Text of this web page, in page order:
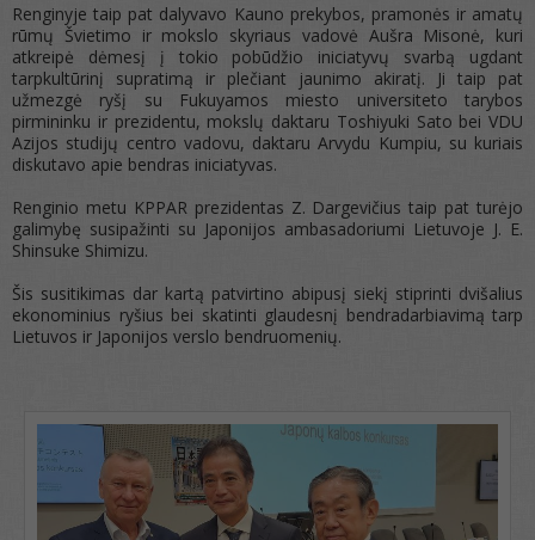
Renginyje taip pat dalyvavo Kauno prekybos, pramonės ir amatų
rūmų Švietimo ir mokslo skyriaus vadovė Aušra Misonė, kuri
atkreipė dėmesį į tokio pobūdžio iniciatyvų svarbą ugdant
tarpkultūrinį supratimą ir plečiant jaunimo akiratį. Ji taip pat
užmezgė ryšį su Fukuyamos miesto universiteto tarybos
pirmininku ir prezidentu, mokslų daktaru Toshiyuki Sato bei VDU
Azijos studijų centro vadovu, daktaru Arvydu Kumpiu, su kuriais
diskutavo apie bendras iniciatyvas.
Renginio metu KPPAR prezidentas Z. Dargevičius taip pat turėjo
galimybę susipažinti su Japonijos ambasadoriumi Lietuvoje J. E.
Shinsuke Shimizu.
Šis susitikimas dar kartą patvirtino abipusį siekį stiprinti dvišalius
ekonominius ryšius bei skatinti glaudesnį bendradarbiavimą tarp
Lietuvos ir Japonijos verslo bendruomenių.